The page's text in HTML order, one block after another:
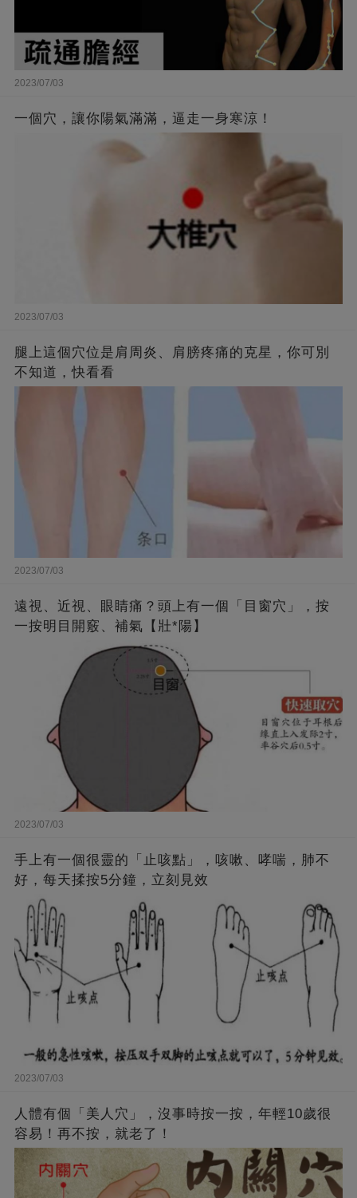
2023/07/03
一個穴，讓你陽氣滿滿，逼走一身寒涼！
2023/07/03
腿上這個穴位是肩周炎、肩膀疼痛的克星，你可別
不知道，快看看
2023/07/03
遠視、近視、眼睛痛？頭上有一個「目窗穴」，按
一按明目開竅、補氣【壯*陽】
2023/07/03
手上有一個很靈的「止咳點」，咳嗽、哮喘，肺不
好，每天揉按5分鐘，立刻見效
2023/07/03
人體有個「美人穴」，沒事時按一按，年輕10歲很
容易！再不按，就老了！